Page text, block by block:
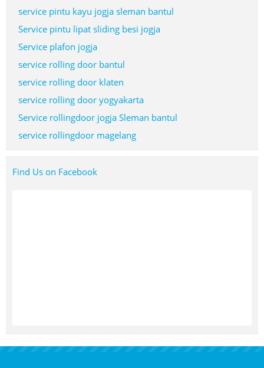
service pintu kayu jogja sleman bantul
Service pintu lipat sliding besi jogja
Service plafon jogja
service rolling door bantul
service rolling door klaten
service rolling door yogyakarta
Service rollingdoor jogja Sleman bantul
service rollingdoor magelang
Find Us on Facebook